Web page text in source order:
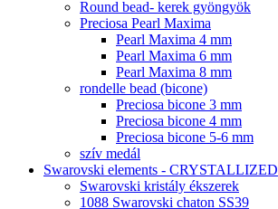
Round bead- kerek gyöngyök
Preciosa Pearl Maxima
Pearl Maxima 4 mm
Pearl Maxima 6 mm
Pearl Maxima 8 mm
rondelle bead (bicone)
Preciosa bicone 3 mm
Preciosa bicone 4 mm
Preciosa bicone 5-6 mm
szív medál
Swarovski elements - CRYSTALLIZED
Swarovski kristály ékszerek
1088 Swarovski chaton SS39